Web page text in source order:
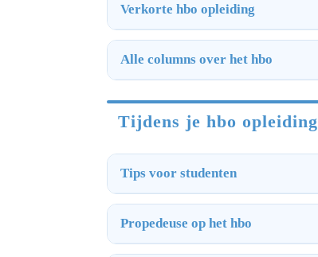
Verkorte hbo opleiding
Alle columns over het hbo
Tijdens je hbo opleiding
Tips voor studenten
Propedeuse op het hbo